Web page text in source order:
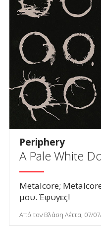
Periphery
A Pale White
Metalcore;
μου. Έφυγες!
Από τον Βλάση Λέττα, 07/